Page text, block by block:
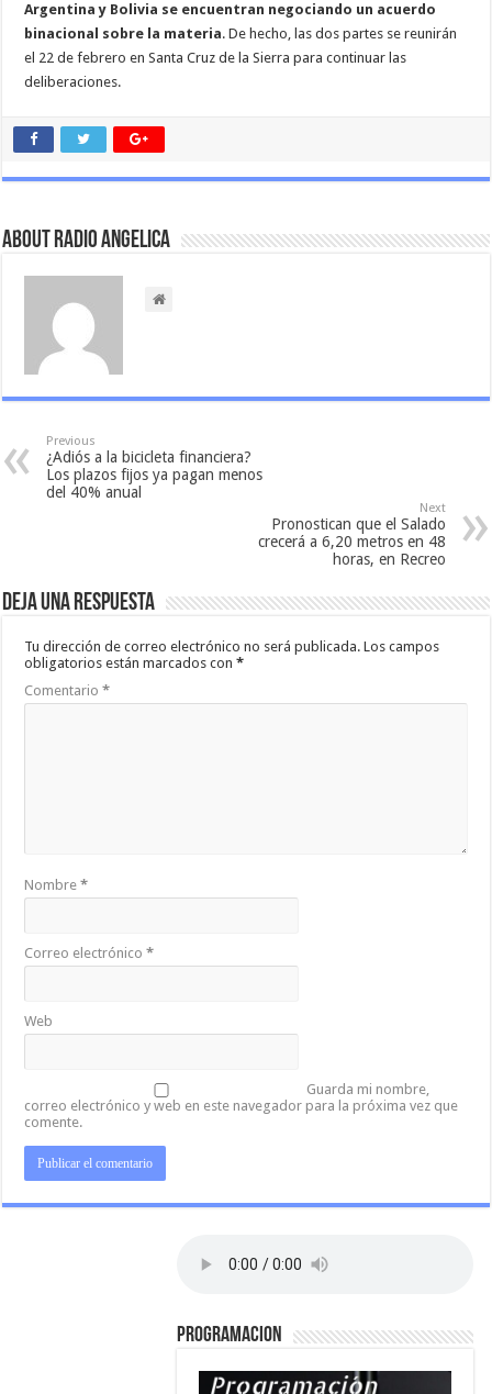
Argentina y Bolivia se encuentran negociando un acuerdo
binacional sobre la materia. De hecho, las dos partes se reunirán
el 22 de febrero en Santa Cruz de la Sierra para continuar las
deliberaciones.
About Radio Angelica
Previous
¿Adiós a la bicicleta financiera?
Los plazos fijos ya pagan menos
del 40% anual
Next
Pronostican que el Salado
crecerá a 6,20 metros en 48
horas, en Recreo
Deja una respuesta
Tu dirección de correo electrónico no será publicada. Los campos
obligatorios están marcados con*
Comentario*
Nombre*
Correo electrónico*
Web
Guarda mi nombre,
correo electrónico y web en este navegador para la próxima vez que
comente.
PROGRAMACION